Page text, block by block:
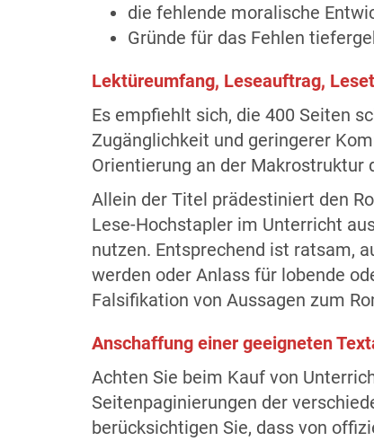
die fehlende moralische
Gründe für das Fehlen
Lektüreumfang, Leseauftrag,
Es empfiehlt sich, die 400 Seiten
Zugänglichkeit und geringerer
Orientierung an der Makrostruktur
Allein der Titel prädestiniert den
Lese-Hochstapler im Unterricht
nutzen. Entsprechend ist ratsam,
werden oder Anlass für lobende
Falsifikation von Aussagen zum
Anschaffung einer geeigneten
Achten Sie beim Kauf von
Seitenpaginierungen der
berücksichtigen Sie, dass von